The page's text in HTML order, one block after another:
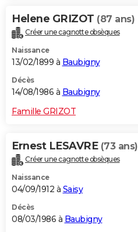
Helene GRIZOT (87 ans)
Créer une cagnotte obsèques
Naissance
13/02/1899 à Baubigny
Décès
14/08/1986 à Baubigny
Famille GRIZOT
Ernest LESAVRE (73 ans)
Créer une cagnotte obsèques
Naissance
04/09/1912 à Saisy
Décès
08/03/1986 à Baubigny